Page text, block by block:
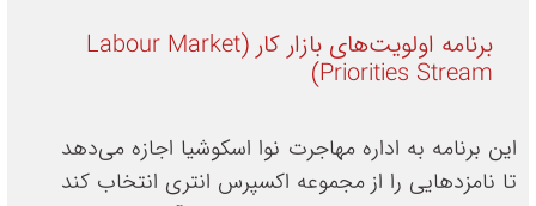
برنامه اولویت‌های بازار کار (Labour Market
Priorities Stream)
این برنامه به اداره مهاجرت نوا اسکوشیا اجازه می‌دهد
تا نامزدهایی را از مجموعه اکسپرس انتری انتخاب کند